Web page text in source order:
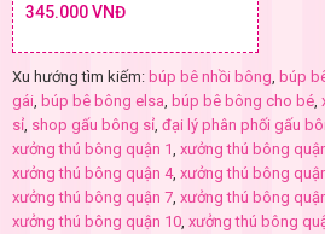
345.000 VNĐ
Xu hướng tìm kiếm: búp bê nhồi bông búp
gái búp bê bông elsa búp bê bông cho bé
sỉ shop gấu bông sỉ đại lý phân phối gấu
xưởng thú bông quận 1 xưởng thú bông
xưởng thú bông quận 4, xưởng thú bông
xưởng thú bông quận 7 xưởng thú bông
xưởng thú bông quận 10 xưởng thú bông